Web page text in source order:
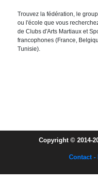
Trouvez la fédération, le
ou l'école que vous
de Clubs d'Arts Martiaux et
francophones (France,
Tunisie).
Copyright © 2014-
Contact -